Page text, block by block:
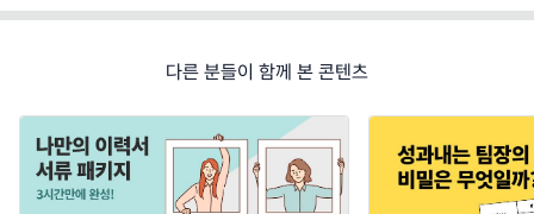
다른 분들이 함께 본 콘텐츠